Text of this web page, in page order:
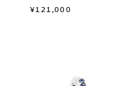
ア/ダイヤモンドイヤー
¥121,000